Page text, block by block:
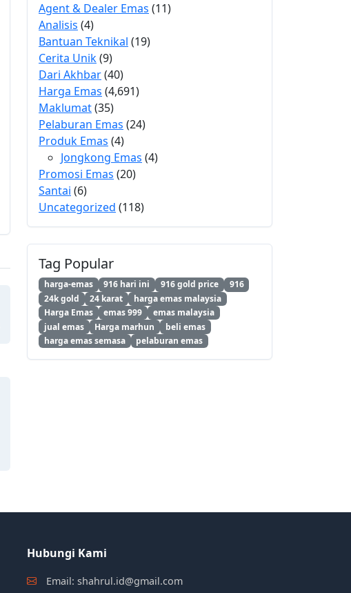
Agent & Dealer Emas (11)
Analisis (4)
Bantuan Teknikal (19)
Cerita Unik(9)
Dari Akhbar(40)
Harga Emas (4,691)
Maklumat(35)
Pelaburan Emas (24)
Produk Emas (4)
Jongkong Emas (4)
Promosi Emas (20)
Santai (6)
Uncategorized (118)
Tag Popular
harga-emas 916 hari ini 916 gold price
916
24k gold
24 karat
harga emas malaysia
Harga Emas
emas 999
emas malaysia
jual emas
Harga marhun
beli emas
harga emas semasa
pelaburan emas
Hubungi Kami
Email: shahrul.id@gmail.com